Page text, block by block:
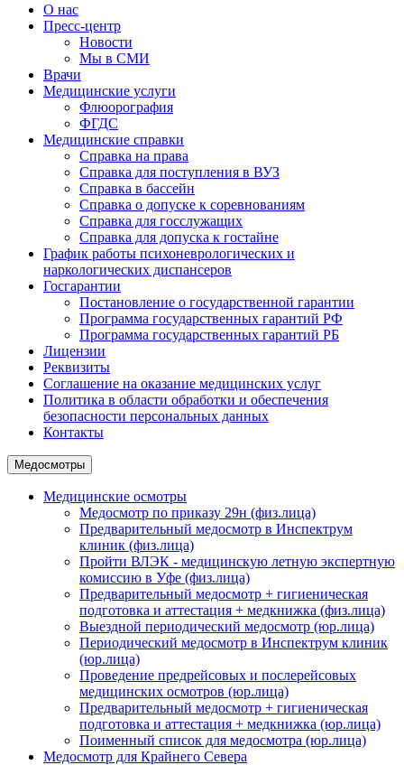
О нас
Пресс-центр
Новости
Мы в СМИ
Врачи
Медицинские услуги
Флюорография
ФГДС
Медицинские справки
Справка на права
Справка для поступления в ВУЗ
Справка в бассейн
Справка о допуске к соревнованиям
Справка для госслужащих
Справка для допуска к гостайне
График работы психоневрологических и
наркологических диспансеров
Госгарантии
Постановление о государственной гарантии
Программа государственных гарантий РФ
Программа государственных гарантий РБ
Лицензии
Реквизиты
Соглашение на оказание медицинских услуг
Политика в области обработки и обеспечения
безопасности персональных данных
Контакты
Медосмотры
Медицинские осмотры
Медосмотр по приказу 29н (физ.лица)
Предварительный медосмотр в Инспектрум
клиник (физ.лица)
Пройти ВЛЭК - медицинскую летную экспертную
комиссию в Уфе (физ.лица)
Предварительный медосмотр + гигиеническая
подготовка и аттестация + медкнижка (физ.лица)
Выездной периодический медосмотр (юр.лица)
Периодический медосмотр в Инспектрум клиник
(юр.лица)
Проведение предрейсовых и послерейсовых
медицинских осмотров (юр.лица)
Предварительный медосмотр + гигиеническая
подготовка и аттестация + медкнижка (юр.лица)
Поименный список для медосмотра (юр.лица)
Медосмотр для Крайнего Севера